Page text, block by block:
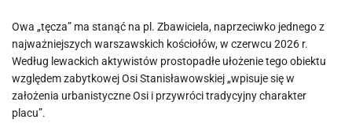
Owa „tęcza” ma stanąć na pl. Zbawiciela, naprzeciwko jednego z
najważniejszych warszawskich kościołów, w czerwcu 2026 r.
Według lewackich aktywistów prostopadłe ułożenie tego obiektu
względem zabytkowej Osi Stanisławowskiej „wpisuje się w
założenia urbanistyczne Osi i przywróci tradycyjny charakter
placu”.